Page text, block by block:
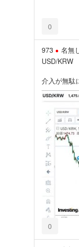
0
973 名無
USD/
介入が無駄
0